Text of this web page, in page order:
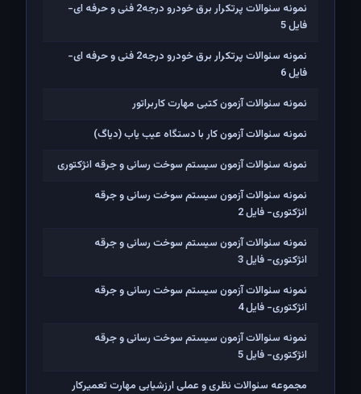
نمونه سئوالات پرتکرار برق خودرو درجه2 فنی و حرفه ای-
فایل 5
نمونه سئوالات پرتکرار برق خودرو درجه2 فنی و حرفه ای-
فایل 6
نمونه سئوالات آزمون کتبی مهارت کاربراتور
نمونه سئوالات آزمون کار با دستگاه عیب یاب (دیاگ)
نمونه سئوالات آزمون سیستم سوخت رسانی و جرقه انژکتوری
نمونه سئوالات آزمون سیستم سوخت رسانی و جرقه
انژکتوری- فایل 2
نمونه سئوالات آزمون سیستم سوخت رسانی و جرقه
انژکتوری- فایل 3
نمونه سئوالات آزمون سیستم سوخت رسانی و جرقه
انژکتوری- فایل 4
نمونه سئوالات آزمون سیستم سوخت رسانی و جرقه
انژکتوری- فایل 5
مجموعه سئوالات نظری و عملی ارزشیابی مهارت تعمیرکار